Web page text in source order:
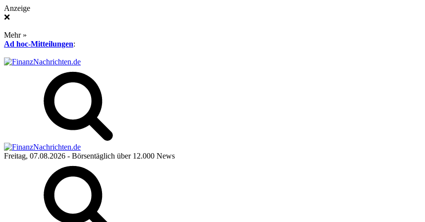
Anzeige
❌
Mehr »
Ad hoc-Mitteilungen:
Freitag, 07.08.2026 - Börsentäglich über 12.000 News